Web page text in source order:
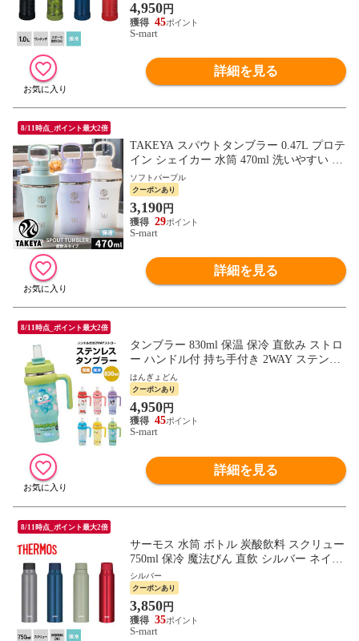
4,950円
45
S-mart
詳細を見る
8/11時点_ポイント最大2倍
TAKEYA スパウトタンブラー 0.47L プロテ
イン シェイカー 水筒 470ml 洗いやすい マ
イボトル 真空断熱 ステンレスボトル tay-st
047
ソフトパープル
クーポンあり
3,190円
29
S-mart
詳細を見る
8/11時点_ポイント最大2倍
タンブラー 830ml 保温 保冷 直飲み ストロ
ー ハンドル付 持ち手付き 2WAY ステンレ
ス ボトル 水筒 大人 子供 キッズ キャラク
ター サンリオ キティ STSTB9
はんぎょどん
クーポンあり
4,950円
45
S-mart
詳細を見る
8/11時点_ポイント最大2倍
サーモス 水筒 ボトル 炭酸飲料 スクリュー
750ml 保冷 魔法びん 直飲 シルバー ネイビ
ー カーキ 赤 FJK-750 THERMOS
シルバー
クーポンあり
3,850円
35
S-mart